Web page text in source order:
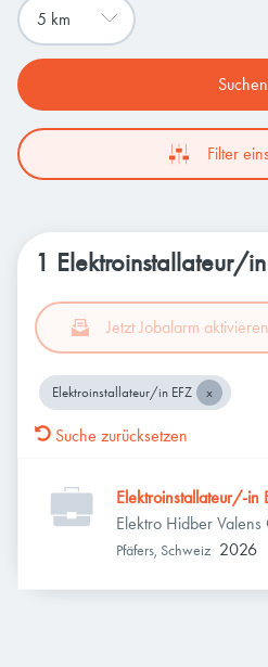
Suchen
Filter
1 Elektroinstallateur/
Jetzt Jobalarm
Elektroinstallateur/in EFZ
Suche zurücksetzen
Elektroinstallateur/-in
Elektro Hidber Valens
Pfäfers, Schweiz 2026